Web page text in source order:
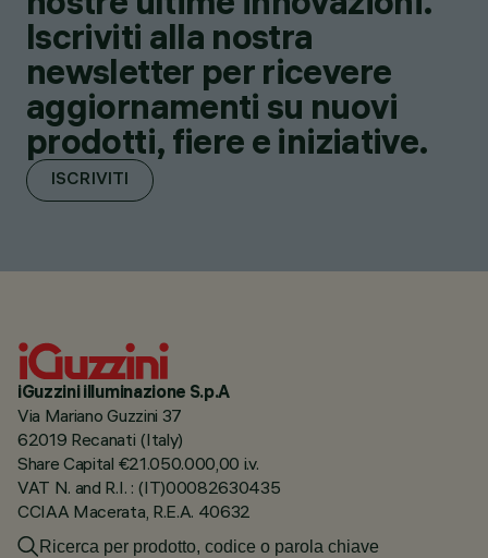
Iscriviti alla nostra
newsletter per ricevere
aggiornamenti su nuovi
prodotti, fiere e iniziative.
ISCRIVITI
iGuzzini illuminazione S.p.A
Via Mariano Guzzini 37
62019 Recanati (Italy)
Share Capital €21.050.000,00 i.v.
VAT N. and R.I. : (IT)00082630435
CCIAA Macerata, R.E.A. 40632